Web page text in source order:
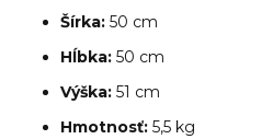
Šírka: 50 cm
Hĺbka: 50 cm
Výška: 51 cm
Hmotnosť: 5,5 kg